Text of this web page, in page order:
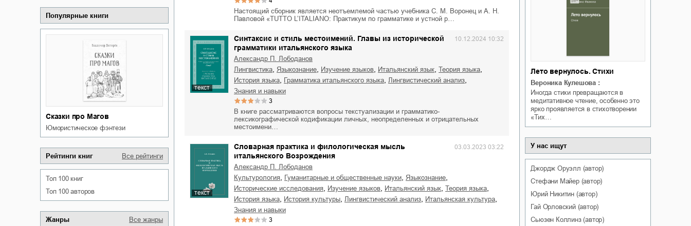
Популярные книги
Сказки про Магов
юмористическое фэнтези
Рейтинги книг Все рейтинги
Топ 100 книг
Топ 100 авторов
Жанры Все жанры
Настоящий сборник является неотъемлемой частью учебника С. М. Воронец и А. Н.
Павловой «TUTTO L’ITALIANO: Практикум по грамматике и устной р…
текст
Синтаксис и стиль местоимений. Главы из исторической
грамматики итальянского языка
10.12.2024 10:32
Александр П. Лободанов
лингвистика
языкознание изучение языков итальянский язык теория языка
история языка грамматика итальянского языка лингвистический анализ
знания и навыки
3
В книге рассматриваются вопросы текстуализации и грамматико-
лексикографической кодификации личных, неопределенных и отрицательных
местоимени…
текст
Словарная практика и филологическая мысль
итальянского Возрождения
03.03.2023 03:22
Александр П. Лободанов
культурология
гуманитарные и общественные науки языкознание
исторические исследования изучение языков итальянский язык теория языка
история языка история культуры лингвистический анализ итальянская культура
знания и навыки
3
Лето вернулось. Стихи
Вероника Кулешова :
Иногда стихи превращаются в
медитативное чтение, особенно это
ярко проявляется в стихотворении
«Тих…
У нас ищут
Джордж Оруэлл (автор)
Стефани Майер(автор)
Юрий Никитин(автор)
Гай Орловский(автор)
Сьюзен Коллинз(автор)